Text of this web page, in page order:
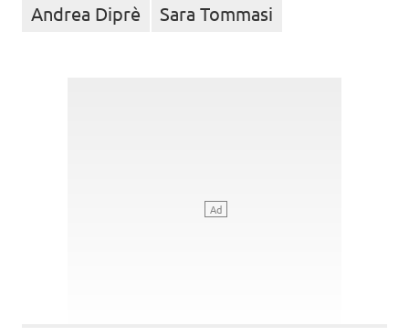
Andrea Diprè Sara Tommasi